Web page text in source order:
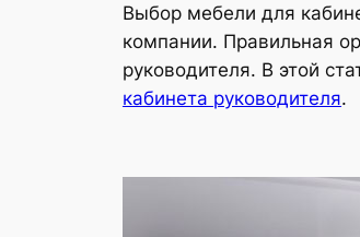
Выбор мебели для
компании. Правильная
руководителя. В этой
кабинета руководителя.